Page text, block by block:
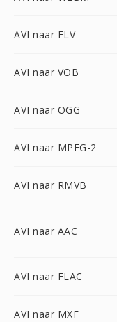
AVI naar FLV
AVI naar VOB
AVI naar OGG
AVI naar MPEG-2
AVI naar RMVB
AVI naar AAC
AVI naar FLAC
AVI naar MXF